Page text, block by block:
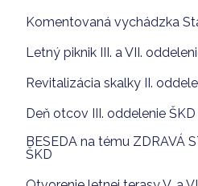
Komentovaná vychádzka
Letný piknik III. a VII.
Revitalizácia skalky II.
Deň otcov III. oddelenie ŠKD
BESEDA na tému ZDRAVÁ
ŠKD